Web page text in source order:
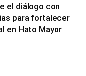
el diálogo con
para fortalecer
en Hato Mayor